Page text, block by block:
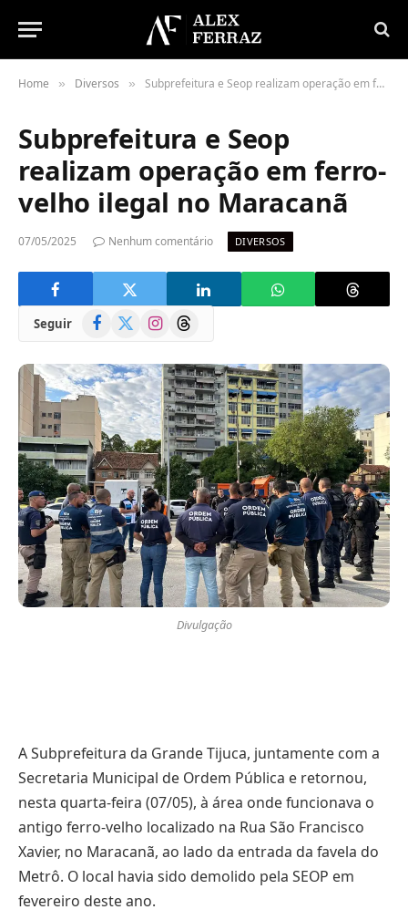
Home » Diversos » Subprefeitura e Seop realizam operação em ferro-velho ilegal no Maracanã
Subprefeitura e Seop
realizam operação em ferro-
velho ilegal no Maracanã
07/05/2025 Nenhum comentário DIVERSOS
Seguir Facebook
(Twitter)
InstagramThreads
Divulgação
A Subprefeitura da Grande Tijuca, juntamente com a
Secretaria Municipal de Ordem Pública e retornou,
nesta quarta-feira (07/05), à área onde funcionava o
antigo ferro-velho localizado na Rua São Francisco
Xavier, no Maracanã, ao lado da entrada da favela do
Metrô. O local havia sido demolido pela SEOP em
fevereiro deste ano.